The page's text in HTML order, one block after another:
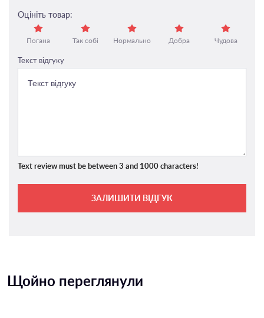
Оцініть товар:
Погана Так собі Нормально Добра Чудова
Текст відгуку
Text review must be between 3 and 1000 characters!
ЗАЛИШИТИ ВІДГУК
Щойно переглянули